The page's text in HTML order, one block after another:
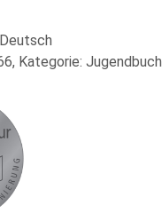
Kategorie: Jugendbuch